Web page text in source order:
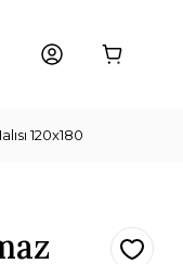
120x180